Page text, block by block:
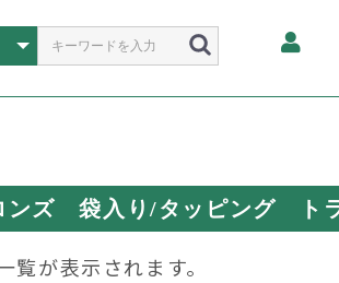
ンズ 袋入り/タッピング ト
が表示されます。